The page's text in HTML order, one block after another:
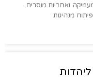
ואחריות מוסרית,
מנהיגות
ליהדות